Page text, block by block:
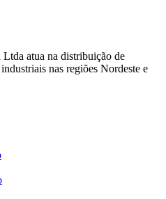
atua na distribuição de
nas regiões Nordeste e